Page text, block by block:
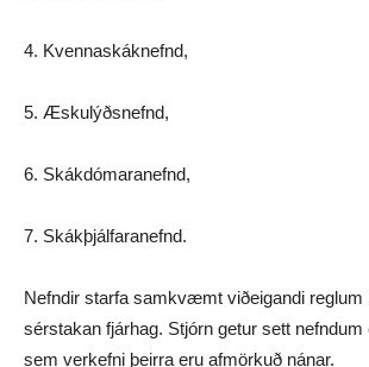
4. Kvennaskáknefnd,
5. Æskulýðsnefnd,
6. Skákdómaranefnd,
7. Skákþjálfaranefnd.
Nefndir starfa samkvæmt viðeigandi reglum
sérstakan fjárhag. Stjórn getur sett nefndum
sem verkefni þeirra eru afmörkuð nánar.